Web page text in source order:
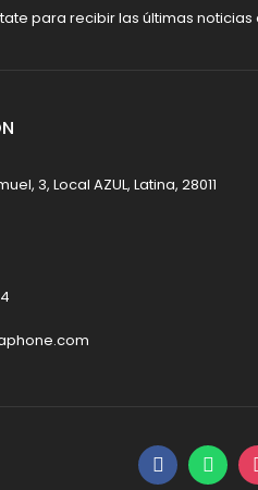
para recibir las últimas noticias
3, Local AZUL, Latina, 28011